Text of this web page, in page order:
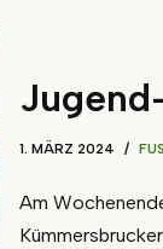
1. MÄRZ 2024
Am